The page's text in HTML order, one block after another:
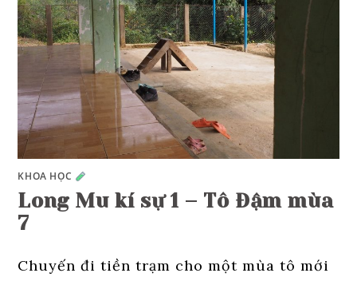
KHOA HỌC
Long Mu kí sự 1 – Tô Đậm mùa
7
Chuyến đi tiền trạm cho một mùa tô mới